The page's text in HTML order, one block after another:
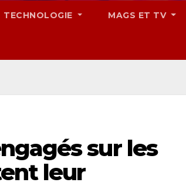
TECHNOLOGIE MAGS ET TV
sur les
leur